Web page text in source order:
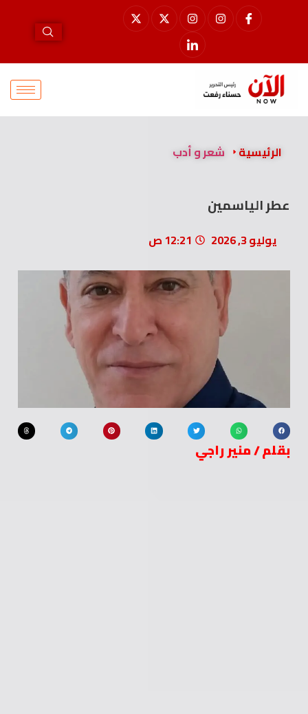
الرئيسية شعر و أدب
عطر الياسمين
يوليو 3, 2026 12:21 ص
بقلم / منير راجي